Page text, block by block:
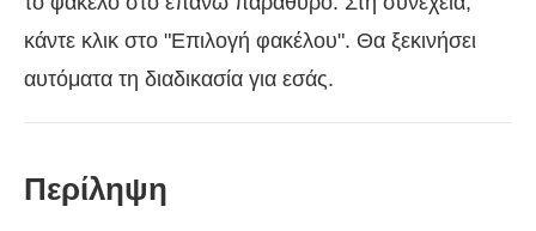
κάντε κλικ στο "Επιλογή φακέλου". Θα ξεκινήσει
αυτόματα τη διαδικασία για εσάς.
Περίληψη